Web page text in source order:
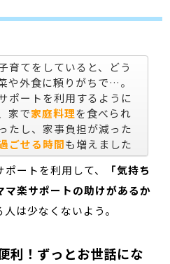
育てをしていると、どう
や外食に頼りがちで…。
ポートを利用するように
家で家庭料理を食べられ
たし、家事負担が減った
ごせる時間も増えました
ートを利用して、
「気持ち
マ楽サポートの助けがあるか
人は少なくないよう。
利！ずっとお世話にな